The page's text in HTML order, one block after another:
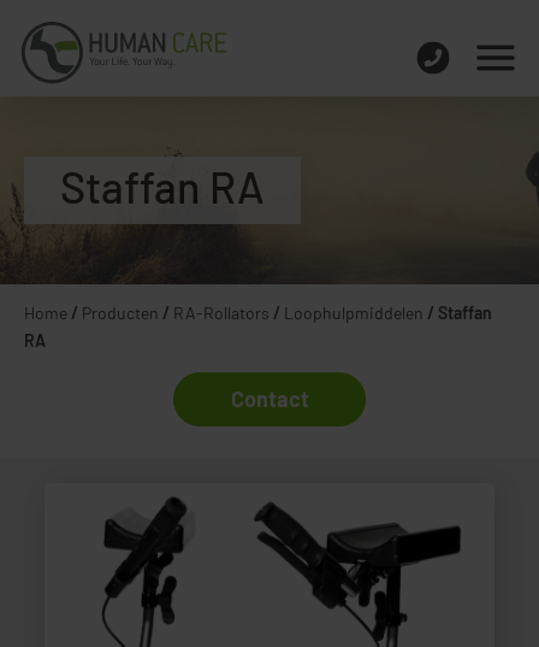
Staffan RA
Home / Producten / RA-Rollators / Loophulpmiddelen / Staffan
RA
Contact